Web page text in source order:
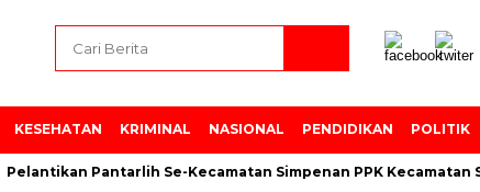
KESEHATAN KRIMINAL NASIONAL PENDIDIKAN POLITIK
Pantarlih Se-Kecamatan Simpenan PPK Kecamatan